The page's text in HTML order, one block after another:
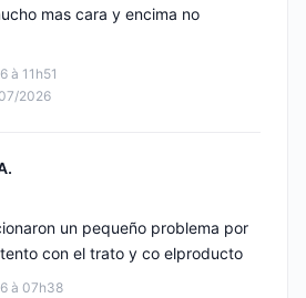
à 11h51
2026
mas cara y encima no
à 07h38
un pequeño problema por
con el trato y co elproducto